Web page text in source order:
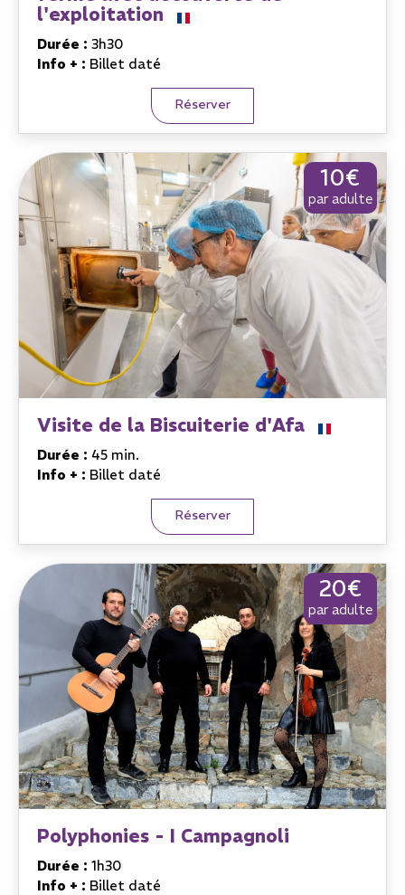
l'exploitation
Durée : 3h30
Info + : Billet daté
Réserver
Visite de la Biscuiterie d'Afa
10€
par adulte
Durée : 45 min.
Info + : Billet daté
Réserver
Polyphonies - I Campagnoli
20€
par adulte
Durée : 1h30
Info + : Billet daté